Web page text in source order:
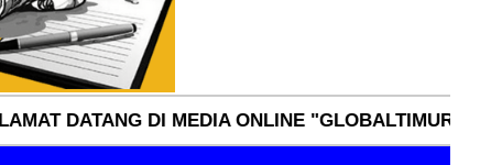
DI MEDIA ONLINE "GLOBALTIMURNN.COM"